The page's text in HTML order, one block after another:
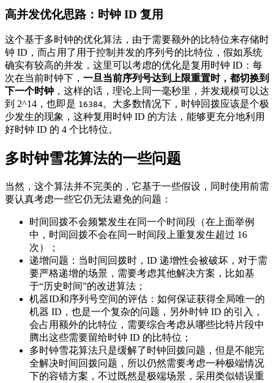
高并发优化思路：时钟 ID 复用
这个基于多时钟的优化算法，由于需要额外的比特位来存储时
钟 ID，而占用了用于控制并发的序列号的比特位，假如系统
确实有较高的并发，这里可以考虑的优化是复用时钟 ID：每
次在当前时钟下， 一旦当前序列号达到上限重置时，都切换到
下一个时钟 ，这样的话，理论上同一毫秒里，并发规模可以达
到 2^14，也即是 16384。大多数情况下，时钟回拨应该是个极
少发生的现象，这种复用时钟 ID 的方法，能够更充分地利用
好时钟 ID 的 4 个比特位。
多时钟雪花算法的一些问题
当然，这个算法并不完美的，它基于一些假设，同时使用前需
要认真考虑一些它仍无法避免的问题：
时间回拨不会频繁发生在同一个时间段（在上面举例
中，时间回拨不会在同一时间段上重复发生超过 16
次）；
递增问题：当时间回拨时，ID 递增性会被破坏，对于需
要严格递增的场景，需要考虑其他解决方案，比如基
于“历史时间”的改进算法；
机器ID和序列号空间的评估：如何保证获得全局唯一的
机器 ID，也是一个复杂的问题，另外时钟 ID 的引入，
会占用额外的比特位，需要综合考虑从哪些比特片段中
腾出这些需要留给时钟 ID 的比特位；
多时钟雪花算法只是缓解了时钟回拨问题，但是不能完
全解决时间回拨问题，所以仍然需要考虑一种极端情况
下的容错方案，不过既然是极端场景，采用类似错误重